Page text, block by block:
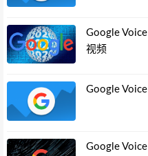
Google
视频
Google
Google